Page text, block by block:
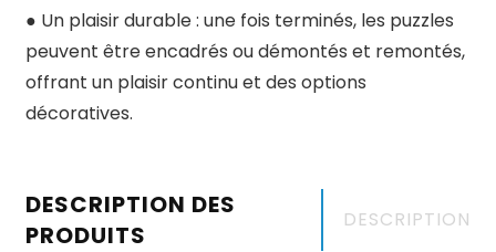
● Un plaisir durable : une fois terminés, les puzzles
peuvent être encadrés ou démontés et remontés,
offrant un plaisir continu et des options
décoratives.
DESCRIPTION DES
PRODUITS
DESCRIPTION